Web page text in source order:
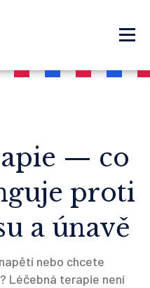
— co
proti
a únavě
nebo chcete
Léčebná terapie není